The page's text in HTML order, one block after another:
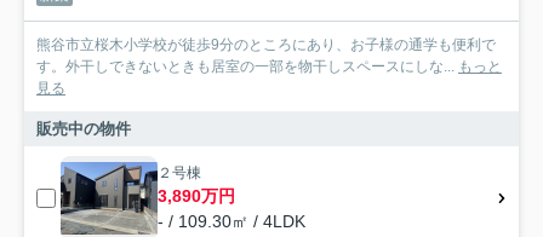
熊谷市立桜木小学校が徒歩9分のところにあり、お子様の通学も便利で
す。外干しできないときも居室の一部を物干しスペースにしな... もっと
見る
販売中の物件
２号棟
3,890万円
- / 109.30㎡ / 4LDK